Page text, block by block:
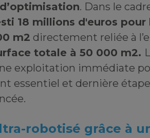
d’optimisation. Dans le
18 millions d'euros pour
m2 directement reliée à
totale à 50 000 m2.
exploitation immédiate
essentiel et dernière
robotisé grâce à